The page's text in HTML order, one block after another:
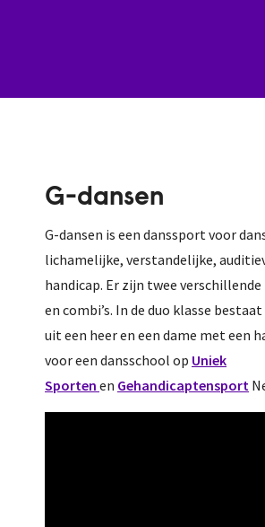
G-dansen
G-dansen is een danssport voor
lichamelijke, verstandelijke,
handicap. Er zijn twee verschillende
en combi’s. In de duo klasse
uit een heer en een dame met een
voor een dansschool op Uniek
Sporten en Gehandicaptensport